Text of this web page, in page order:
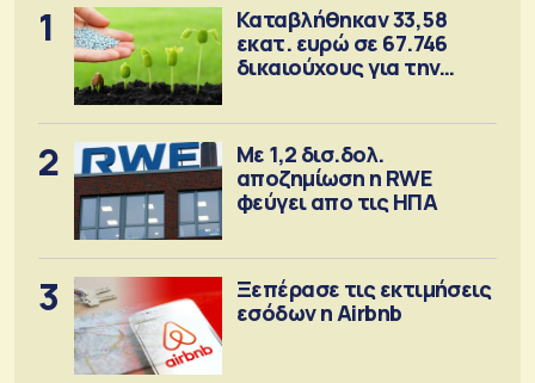
1
Καταβλήθηκαν 33,58
εκατ. ευρώ σε 67.746
δικαιούχους για την
2
Με 1,2 δισ.δολ.
αποζημίωση η RWE
φεύγει απο τις ΗΠΑ
3
Ξεπέρασε τις εκτιμήσεις
εσόδων η Airbnb